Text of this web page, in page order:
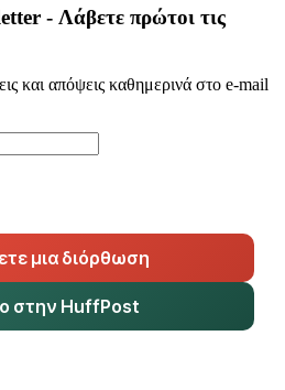
- Λάβετε πρώτοι τις
και απόψεις καθημερινά στο e-mail
μια διόρθωση
στην HuffPost